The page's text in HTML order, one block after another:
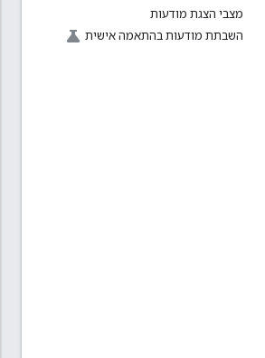
מצבי הצגת מודעות
השבתת מודעות בהתאמה אישית